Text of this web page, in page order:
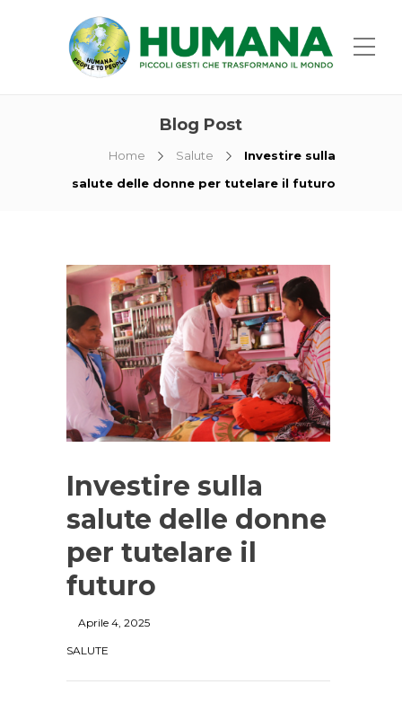
Blog Post
Home Salute
Investire sulla
salute delle donne per tutelare il futuro
Investire sulla
salute delle donne
per tutelare il
futuro
Aprile 4, 2025
SALUTE